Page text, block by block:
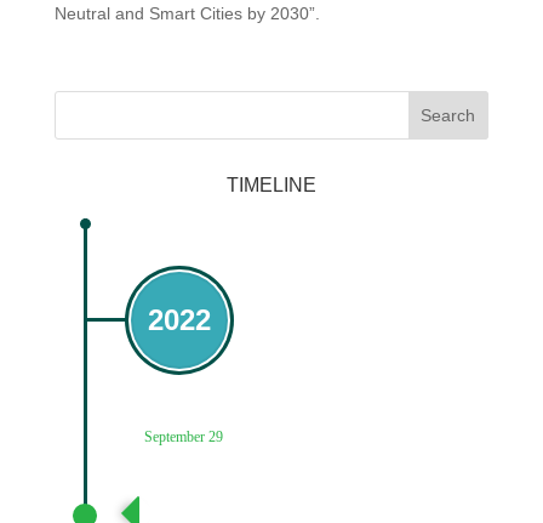
Neutral and Smart Cities by 2030”.
Search
TIMELINE
2022
September 29